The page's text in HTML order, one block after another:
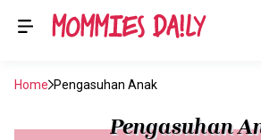
Home Pengasuhan Anak
Pengasuhan